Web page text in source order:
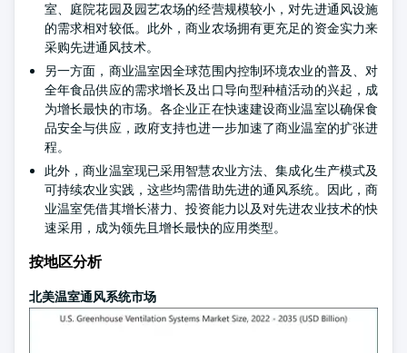
室、庭院花园及园艺农场的经营规模较小，对先进通风设施
的需求相对较低。此外，商业农场拥有更充足的资金实力来
采购先进通风技术。
另一方面，商业温室因全球范围内控制环境农业的普及、对
全年食品供应的需求增长及出口导向型种植活动的兴起，成
为增长最快的市场。各企业正在快速建设商业温室以确保食
品安全与供应，政府支持也进一步加速了商业温室的扩张进
程。
此外，商业温室现已采用智慧农业方法、集成化生产模式及
可持续农业实践，这些均需借助先进的通风系统。因此，商
业温室凭借其增长潜力、投资能力以及对先进农业技术的快
速采用，成为领先且增长最快的应用类型。
按地区分析
北美温室通风系统市场